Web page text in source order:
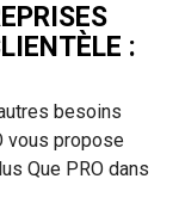
:
besoins
vous propose
Que PRO dans